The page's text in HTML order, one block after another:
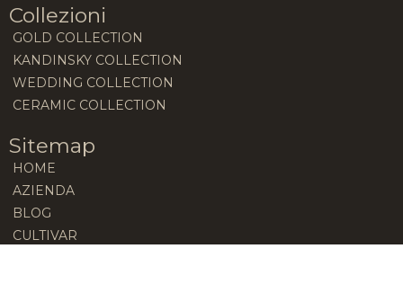
Collezioni
GOLD COLLECTION
KANDINSKY COLLECTION
WEDDING COLLECTION
CERAMIC COLLECTION
Sitemap
HOME
AZIENDA
BLOG
CULTIVAR